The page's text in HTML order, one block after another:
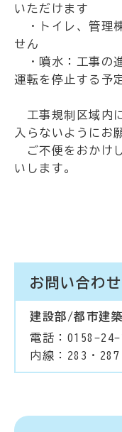
いただけます
・トイレ、管理
せん
・噴水：工事の
運転を停止する予
工事規制区域内
入らないようにお
ご不便をおかけ
いします。
お問い合わせ
建設部/都市建
電話：0158-24-
内線：283・287